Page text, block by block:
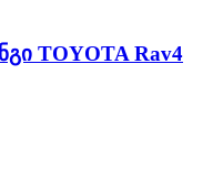
TOYOTA Rav4